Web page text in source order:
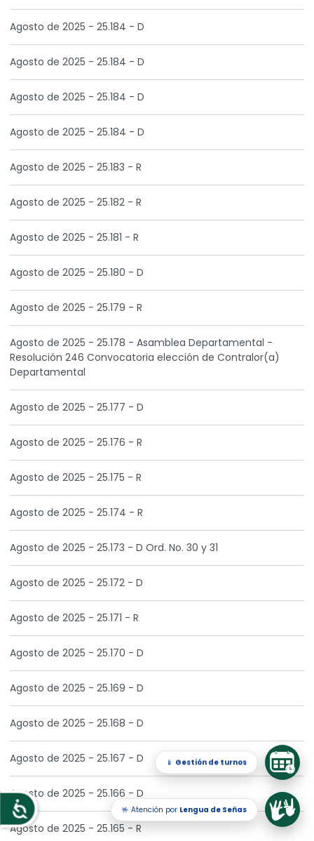
Accesibilidad
Agosto de 2025 - 25.184 - D
Agosto de 2025 - 25.184 - D
Agosto de 2025 - 25.184 - D
Agosto de 2025 - 25.184 - D
Agosto de 2025 - 25.183 - R
Agosto de 2025 - 25.182 - R
Agosto de 2025 - 25.181 - R
Agosto de 2025 - 25.180 - D
Agosto de 2025 - 25.179 - R
Agosto de 2025 - 25.178 - Asamblea Departamental -
Resolución 246 Convocatoria elección de Contralor(a)
Departamental
Agosto de 2025 - 25.177 - D
Agosto de 2025 - 25.176 - R
Agosto de 2025 - 25.175 - R
Agosto de 2025 - 25.174 - R
Agosto de 2025 - 25.173 - D Ord. No. 30 y 31
Agosto de 2025 - 25.172 - D
Agosto de 2025 - 25.171 - R
Agosto de 2025 - 25.170 - D
Agosto de 2025 - 25.169 - D
Agosto de 2025 - 25.168 - D
Agosto de 2025 - 25.167 - D
Agosto de 2025 - 25.166 - D
Agosto de 2025 - 25.165 - R
📱 Gestión de turnos
🤟 Atención por Lengua de Señas